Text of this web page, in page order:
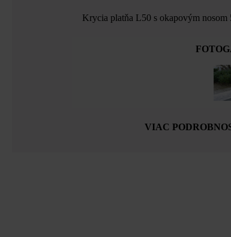
Krycia platňa L50 s okapovým
VIAC